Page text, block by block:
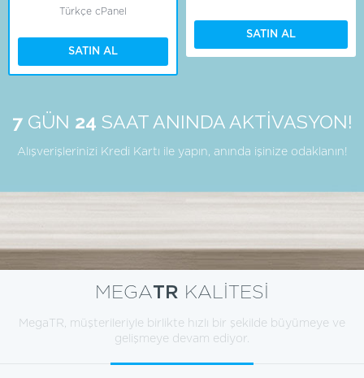
Türkçe cPanel
SATIN AL
SATIN AL
7GÜN 24 SAAT ANINDA AKTİVASYON!
Alışverişlerinizi Kredi Kartı ile yapın, anında işinize odaklanın!
MEGATR KALİTESİ
MegaTR, müşterileriyle birlikte hızlı bir şekilde büyümeye ve
gelişmeye devam ediyor.